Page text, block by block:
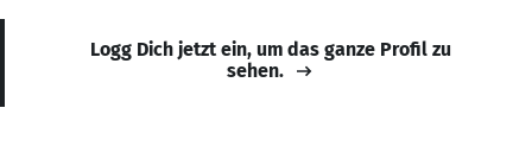
Logg Dich jetzt ein, um das ganze Profil zu
sehen.